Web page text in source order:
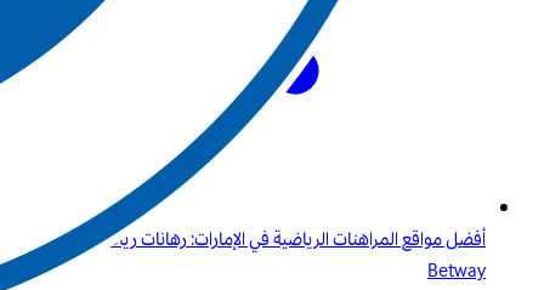
أفضل مواقع المراهنات الرياضية في الإمارات: رهانات رياضية راقية مع
Betway